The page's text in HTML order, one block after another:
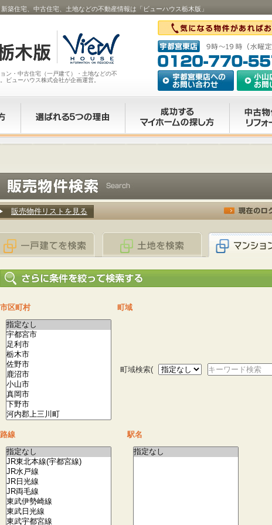
築住宅、中古住宅、土地などの不動産情報は「ビューハウス栃木版」
ン・中古住宅（一戸建て）・土地などの不
ビューハウス株式会社が企画運営。
販売物件リストを見る
市区町村 町域
町域検索( キーワード検索
路線 駅名